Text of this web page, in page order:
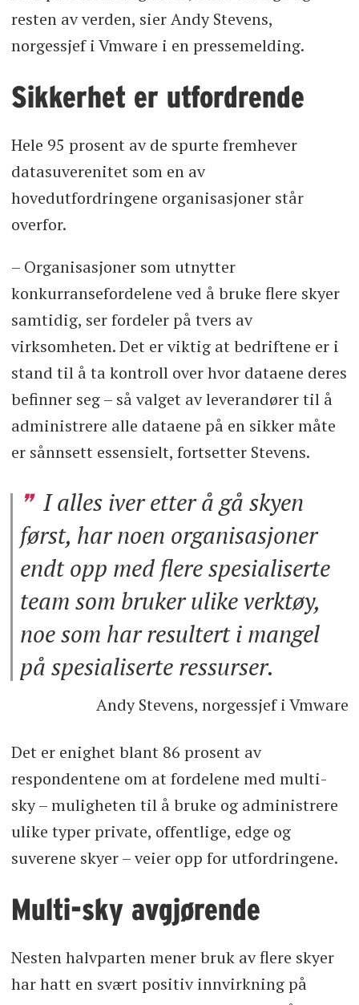
resten av verden, sier Andy Stevens,
norgessjef i Vmware i en pressemelding.
Sikkerhet er utfordrende
Hele 95 prosent av de spurte fremhever
datasuverenitet som en av
hovedutfordringene organisasjoner står
overfor.
– Organisasjoner som utnytter
konkurransefordelene ved å bruke flere skyer
samtidig, ser fordeler på tvers av
virksomheten. Det er viktig at bedriftene er i
stand til å ta kontroll over hvor dataene deres
befinner seg – så valget av leverandører til å
administrere alle dataene på en sikker måte
er sånnsett essensielt, fortsetter Stevens.
I alles iver etter å gå skyen
først, har noen organisasjoner
endt opp med flere spesialiserte
team som bruker ulike verktøy,
noe som har resultert i mangel
på spesialiserte ressurser.
Andy Stevens, norgessjef i Vmware
Det er enighet blant 86 prosent av
respondentene om at fordelene med multi-
sky – muligheten til å bruke og administrere
ulike typer private, offentlige, edge og
suverene skyer – veier opp for utfordringene.
Multi-sky avgjørende
Nesten halvparten mener bruk av flere skyer
har hatt en svært positiv innvirkning på